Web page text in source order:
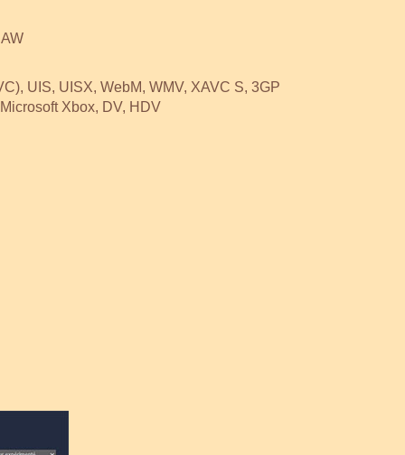
UIS, UISX, WebM, WMV, XAVC S, 3GP
Xbox, DV, HDV